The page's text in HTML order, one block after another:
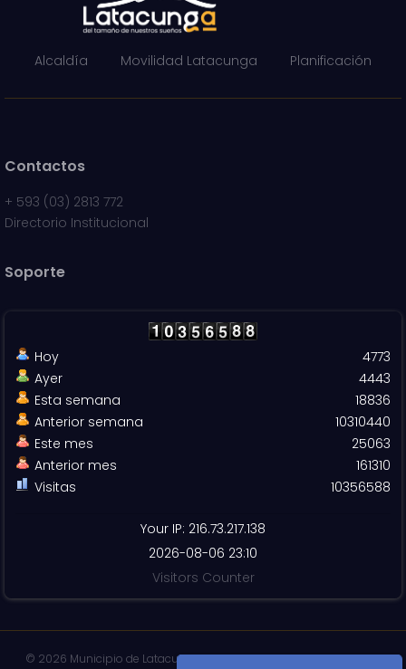
Alcaldía Movilidad Latacunga Planificación
Contactos
+ 593 (03) 2813 772
Directorio Institucional
Soporte
Hoy
Ayer
Esta semana
Anterior semana
Este mes
Anterior mes
Visitas
4773
4443
18836
10310440
25063
161310
10356588
Your IP: 216.73.217.138
2026-08-06 23:10
Visitors Counter
© 2026 Municipio de Latacunga. Todos Los Derechos Reservados